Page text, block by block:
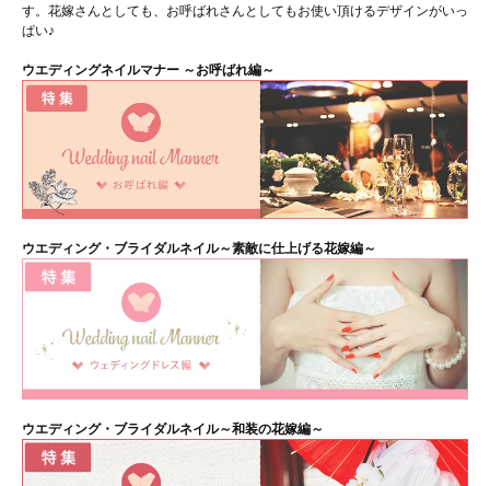
す。花嫁さんとしても、お呼ばれさんとしてもお使い頂けるデザインがいっ
ぱい♪
ウエディングネイルマナー ～お呼ばれ編～
ウエディング・ブライダルネイル～素敵に仕上げる花嫁編～
ウエディング・ブライダルネイル～和装の花嫁編～